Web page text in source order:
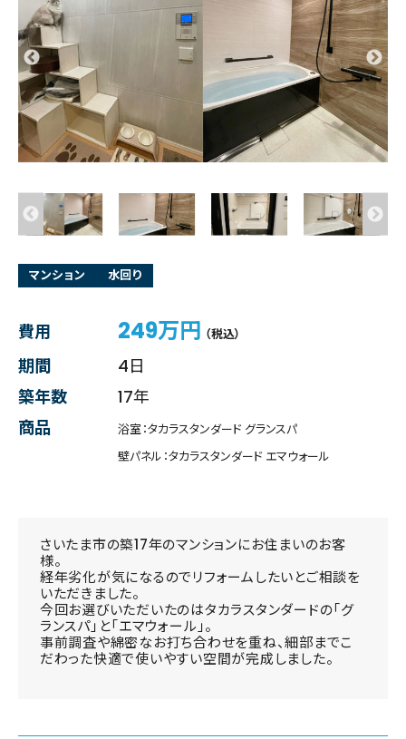
マンション 水回り
費用 249万円 （税込）
期間
4日
築年数
17年
商品
浴室：タカラスタンダード グランスパ
壁パネル：タカラスタンダード エマウォール
さいたま市の築17年のマンションにお住まいのお客
様。
経年劣化が気になるのでリフォームしたいとご相談を
いただきました。
今回お選びいただいたのはタカラスタンダードの「グ
ランスパ」と「エマウォール」。
事前調査や綿密なお打ち合わせを重ね、細部までこ
だわった快適で使いやすい空間が完成しました。